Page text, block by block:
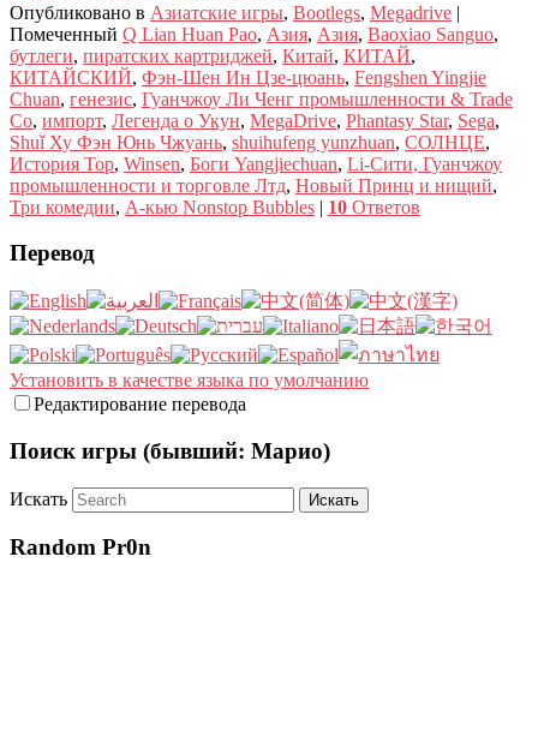
Опубликовано в Азиатские игры, Bootlegs, Megadrive |
Помеченный Q Lian Huan Pao, Азия, Азия, Baoxiao Sanguo,
бутлеги, пиратских картриджей, Китай, КИТАЙ,
КИТАЙСКИЙ, Фэн-Шен Ин Цзе-цюань, Fengshen Yingjie
Chuan, генезис, Гуанчжоу Ли Ченг промышленности & Trade
Co, импорт, Легенда о Укун, MegaDrive, Phantasy Star, Sega,
Shuǐ Ху Фэн Юнь Чжуань, shuihufeng yunzhuan, СОЛНЦЕ,
История Тор, Winsen, Боги Yangjiechuan, Li-Сити, Гуанчжоу
промышленности и торговле Лтд, Новый Принц и нищий,
Три комедии, А-кью Nonstop Bubbles | 10 Ответов
Перевод
Установить в качестве языка по умолчанию
Редактирование перевода
Поиск игры (бывший: Марио)
Искать
Random Pr0n